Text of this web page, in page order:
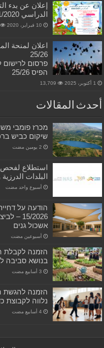
إعلان عن بدء
الدراسي 2021/2020
10 فبراير، 2020
اعلان لمنحة
25/26
פרסום
הפיס 25/26
1 أكتوبر، 2025 13,709
أحدث المقالات
שיקום כביש
استطلاع لفحص
البلدات
‏أسبوع واحد مضت
הודעה על
15/
אשכול גנים
‏أسبوعين مضت
הזמנה לקבלת
בנושא סביבה
הזמנה להגשת
נלווה לקבוצת